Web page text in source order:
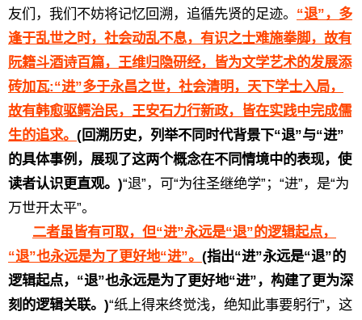
友们，我们不妨将记忆回溯，追循先贤的足迹。 “退”，多
逢于乱世之时，社会动乱不息，有识之士难施拳脚，故有
阮籍斗酒诗百篇，王维归隐研经，皆为文学艺术的发展添
砖加瓦:“进”多于永昌之世，社会清明，天下学士入局，
故有韩愈驱鳄治民，王安石力行新政，皆在实践中完成儒
生的追求。 (回溯历史，列举不同时代背景下“退”与“进”
的具体事例，展现了这两个概念在不同情境中的表现，使
读者认识更直观。)“退”，可“为往圣继绝学”；“进”，是“为
万世开太平”。
二者虽皆有可取，但“进”永远是“退”的逻辑起点，
“退”也永远是为了更好地“进”。 (指出“进”永远是“退”的
逻辑起点，“退”也永远是为了更好地“进”，构建了更为深
刻的逻辑关联。)“纸上得来终觉浅，绝知此事要躬行”，这